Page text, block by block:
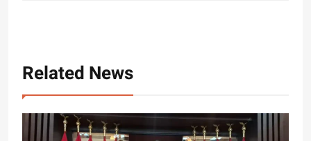
Related News